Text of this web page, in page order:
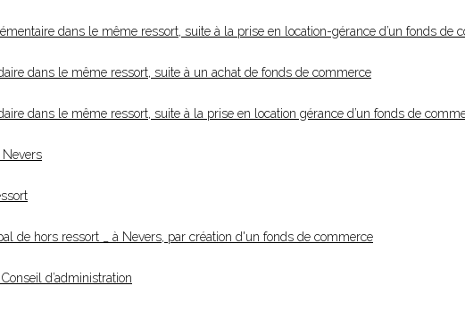
dans le même ressort, suite à la prise en location-gérance d’un fonds de
dans le même ressort, suite à un achat de fonds de commerce
dans le même ressort, suite à la prise en location gérance d’un fonds de
Nevers
de hors ressort _ à Nevers, par création d'un fonds de commerce
d’administration